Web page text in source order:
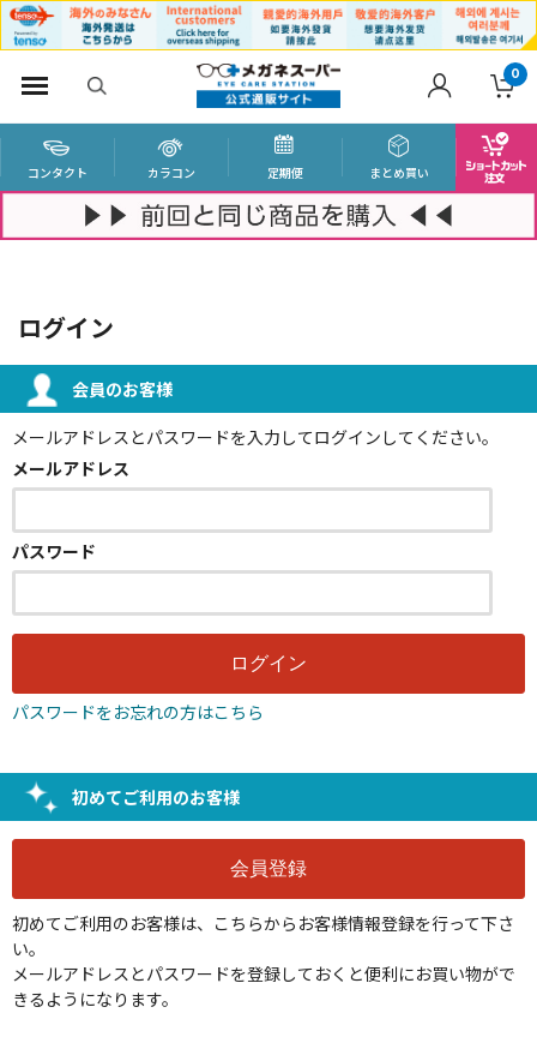
0
コンタクト カラコン 定期便 まとめ買い
ログイン
会員のお客様
メールアドレスとパスワードを入力してログインしてください。
メールアドレス
パスワード
パスワードをお忘れの方はこちら
初めてご利用のお客様
初めてご利用のお客様は、こちらからお客様情報登録を行って下さ
い。
メールアドレスとパスワードを登録しておくと便利にお買い物がで
きるようになります。